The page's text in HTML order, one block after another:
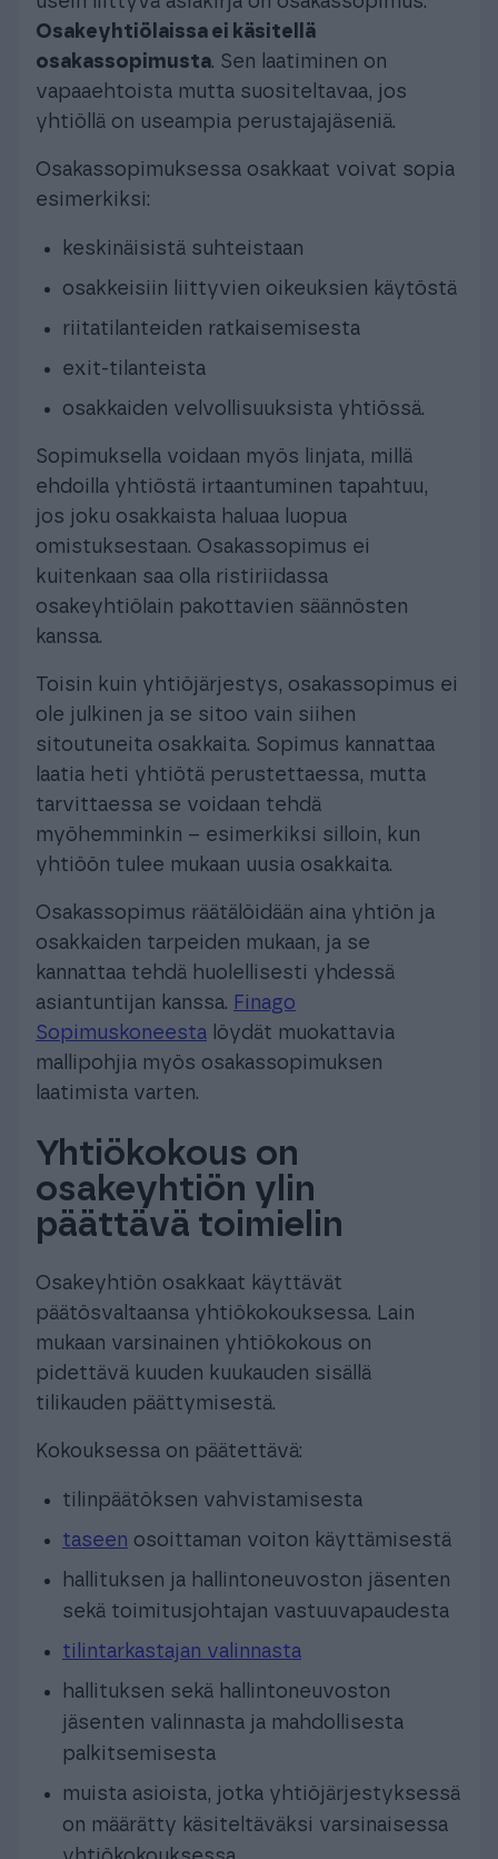
Osakeyhtiölaissa ei käsitellä
osakassopimusta. Sen laatiminen on
vapaaehtoista mutta suositeltavaa, jos
yhtiöllä on useampia perustajajäseniä.
Osakassopimuksessa osakkaat voivat sopia
esimerkiksi:
keskinäisistä suhteistaan
osakkeisiin liittyvien oikeuksien käytöstä
riitatilanteiden ratkaisemisesta
exit-tilanteista
osakkaiden velvollisuuksista yhtiössä.
Sopimuksella voidaan myös linjata, millä
ehdoilla yhtiöstä irtaantuminen tapahtuu,
jos joku osakkaista haluaa luopua
omistuksestaan. Osakassopimus ei
kuitenkaan saa olla ristiriidassa
osakeyhtiölain pakottavien säännösten
kanssa.
Toisin kuin yhtiöjärjestys, osakassopimus ei
ole julkinen ja se sitoo vain siihen
sitoutuneita osakkaita. Sopimus kannattaa
laatia heti yhtiötä perustettaessa, mutta
tarvittaessa se voidaan tehdä
myöhemminkin – esimerkiksi silloin, kun
yhtiöön tulee mukaan uusia osakkaita.
Osakassopimus räätälöidään aina yhtiön ja
osakkaiden tarpeiden mukaan, ja se
kannattaa tehdä huolellisesti yhdessä
asiantuntijan kanssa. Finago
Sopimuskoneesta löydät muokattavia
mallipohjia myös osakassopimuksen
laatimista varten.
Yhtiökokous on
osakeyhtiön ylin
päättävä toimielin
Osakeyhtiön osakkaat käyttävät
päätösvaltaansa yhtiökokouksessa. Lain
mukaan varsinainen yhtiökokous on
pidettävä kuuden kuukauden sisällä
tilikauden päättymisestä.
Kokouksessa on päätettävä:
tilinpäätöksen vahvistamisesta
taseen osoittaman voiton käyttämisestä
hallituksen ja hallintoneuvoston jäsenten
sekä toimitusjohtajan vastuuvapaudesta
tilintarkastajan valinnasta
hallituksen sekä hallintoneuvoston
jäsenten valinnasta ja mahdollisesta
palkitsemisesta
muista asioista, jotka yhtiöjärjestyksessä
on määrätty käsiteltäväksi varsinaisessa